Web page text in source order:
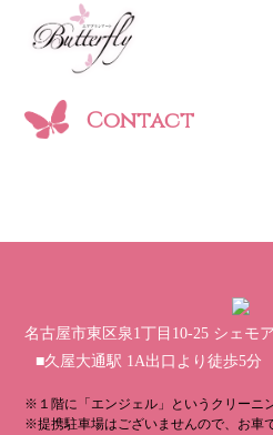
Contact
名古屋市東区泉1丁目10-25 シェ
■久屋大通駅 1A出口より徒歩5分
※１階に「エンジェル」というクリーニ
※提携駐車場はございませんので、お車